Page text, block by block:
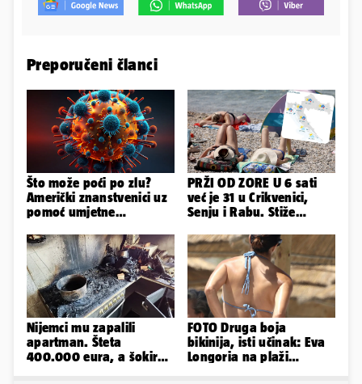
Preporučeni članci
Što može poći po zlu?
Američki znanstvenici uz
pomoć umjetne
viruse
PRŽI OD ZORE U 6 sati
već je 31 u Crikvenici,
Senju i Rabu. Stiže
jaka bura
Nijemci mu zapalili
apartman. Šteta
400.000 eura, a šokirao
FOTO Druga boja
bikinija, isti učinak: Eva
Longoria na plaži